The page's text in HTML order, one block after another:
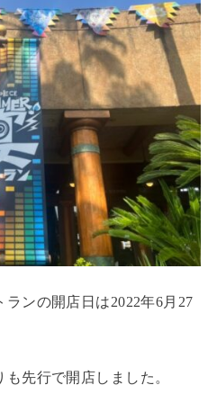
ンの開店日は2022年6月27
先行で開店しました。